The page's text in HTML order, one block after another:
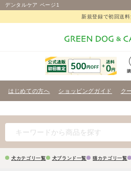
デンタルケア ページ1
新規登録で初回送料
はじめての方へ ショッピングガイド ク
犬カテゴリ一覧 犬ブランド一覧 猫カテゴリ一覧